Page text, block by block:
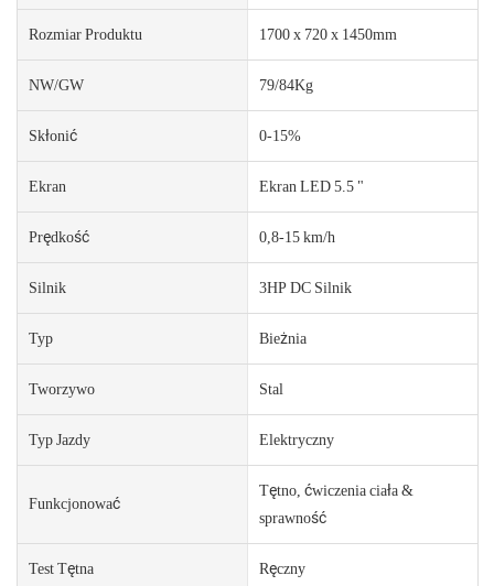
Rozmiar Produktu 1700 x 720 x 1450mm
NW/GW 79/84Kg
Skłonić 0-15%
Ekran Ekran LED 5.5 "
Prędkość 0,8-15 km/h
Silnik 3HP DC Silnik
Typ Bieżnia
Tworzywo Stal
Typ Jazdy Elektryczny
Funkcjonować
Tętno, ćwiczenia ciała &
sprawność
Test Tętna Ręczny